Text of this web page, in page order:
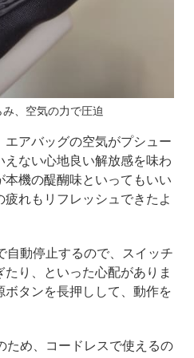
、空気の力で圧迫
アバッグの空気がプシュー
えない心地良い解放感を味わ
本機の醍醐味といってもいい
疲れもリフレッシュできたよ
自動停止するので、スイッチ
り、といった心配がありま
タンを長押しして、動作を
ため、コードレスで使えるの